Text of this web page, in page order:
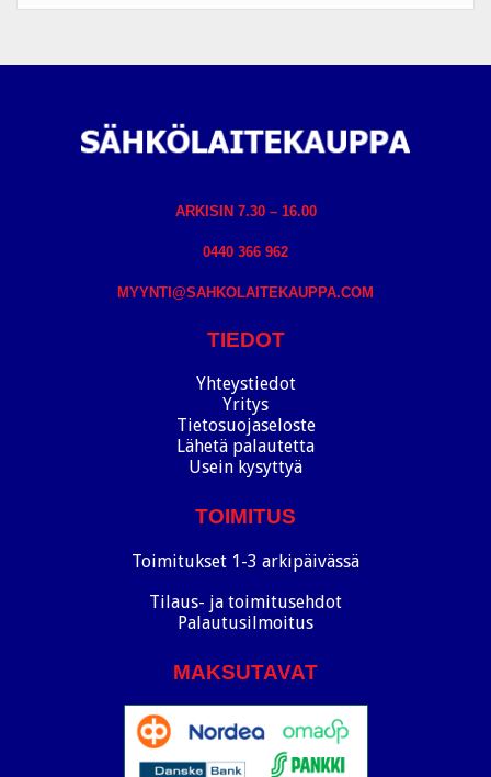
ARKISIN 7.30 – 16.00
0440 366 962
MYYNTI@SAHKOLAITEKAUPPA.COM
TIEDOT
Yhteystiedot
Yritys
Tietosuojaseloste
Lähetä palautetta
Usein kysyttyä
TOIMITUS
Toimitukset 1-3 arkipäivässä
Tilaus- ja toimitusehdot
Palautusilmoitus
MAKSUTAVAT